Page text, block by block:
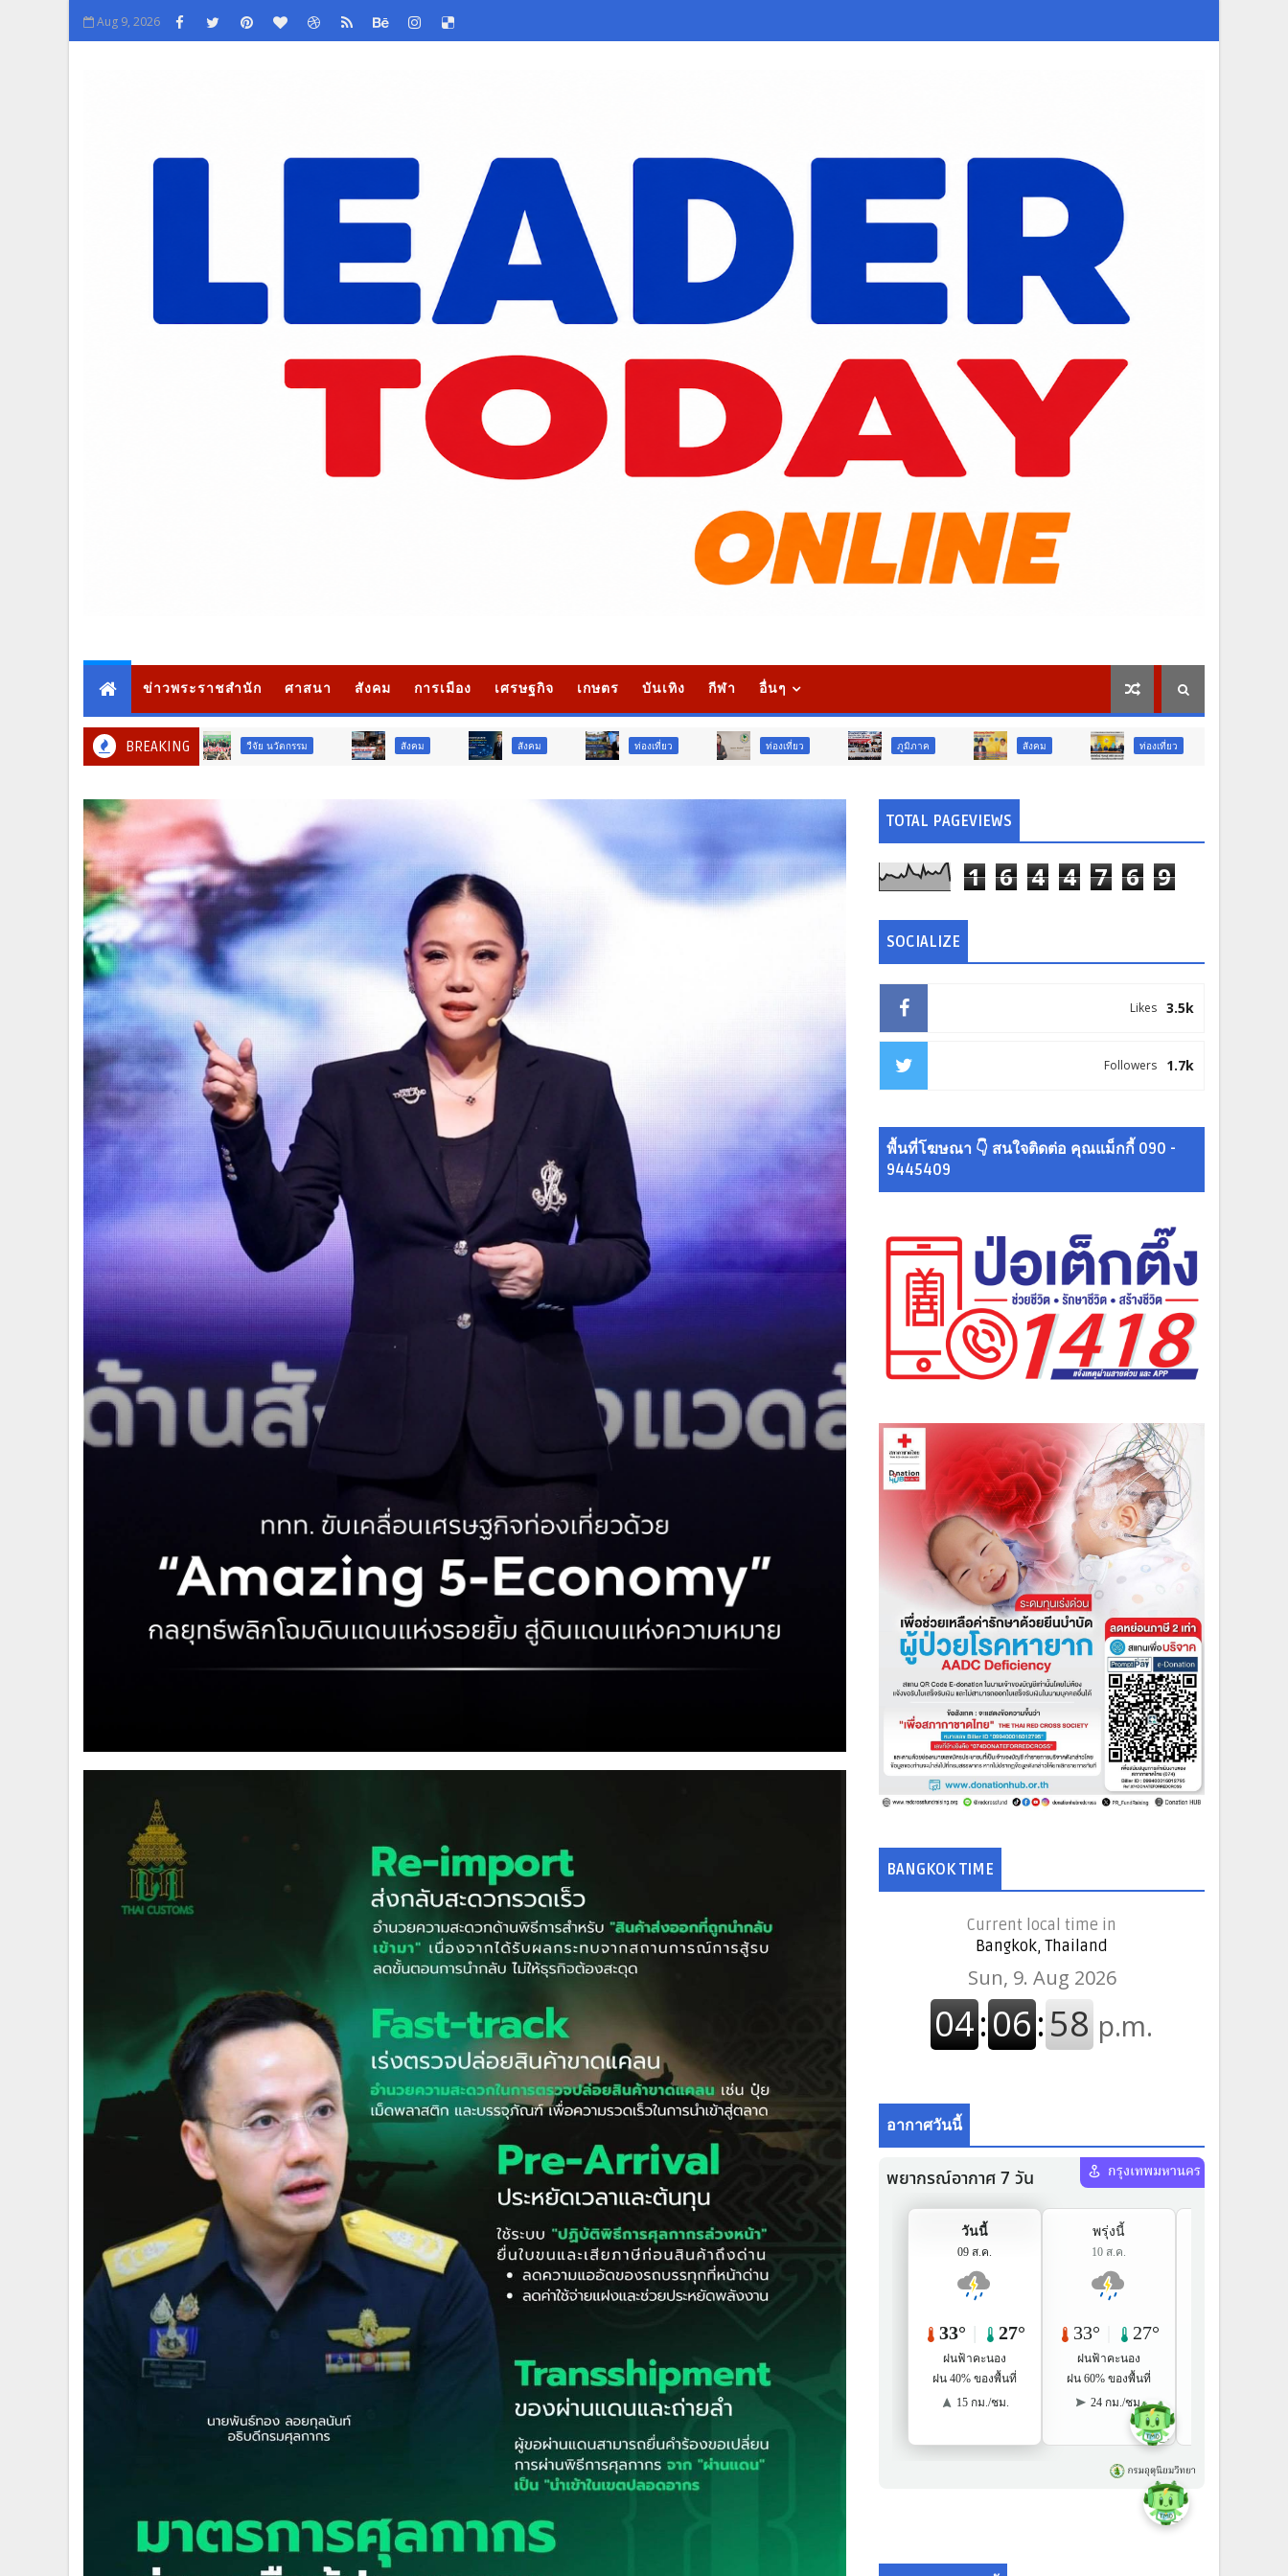
Aug 9, 2026
ข่าวพระราชสำนัก ศาสนา สังคม การเมือง เศรษฐกิจ เกษตร บันเทิง กีฬา อื่นๆ
BREAKING
วืจัย นวัตกรรม สังคม สังคม ท่องเที่ยว ท่องเที่ยว ภูมิภาค สังคม ท่องเที่ยว ข่าวเด่น
TOTAL PAGEVIEWS
1 6 4 4 7 6 9
SOCIALIZE
3.5k
Likes
1.7k
Followers
พื้นที่โฆษณา 👇 สนใจติดต่อ คุณแม็กกี้ 090 -
9445409
BANGKOK TIME
Current local time in
Bangkok, Thailand
อากาศวันนี้